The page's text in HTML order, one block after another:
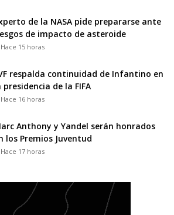
de la NASA pide prepararse ante
de impacto de asteroide
Hace 15 horas
respalda continuidad de Infantino en
presidencia de la FIFA
Hace 16 horas
Anthony y Yandel serán honrados
los Premios Juventud
Hace 17 horas